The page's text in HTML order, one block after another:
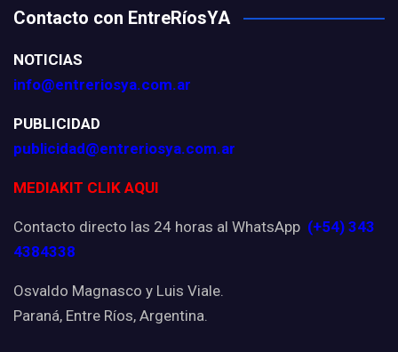
Contacto con EntreRíosYA
NOTICIAS
info@entreriosya.com.ar
PUBLICIDAD
publicidad@entreriosya.com.ar
MEDIAKIT CLIK AQUI
Contacto directo las 24 horas al WhatsApp (+54) 343
4384338
Osvaldo Magnasco y Luis Viale.
Paraná, Entre Ríos, Argentina.